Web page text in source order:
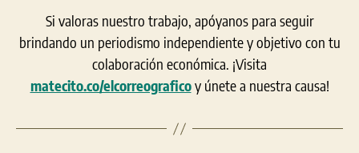
Si valoras nuestro trabajo, apóyanos para seguir
brindando un periodismo independiente y objetivo con tu
colaboración económica. ¡Visita
matecito.co/elcorreograficoy únete a nuestra causa!